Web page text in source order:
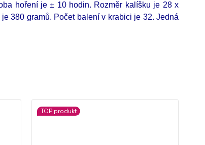
hoření je ± 10 hodin. Rozměr kalíšku je 28 x
380 gramů. Počet balení v krabici je 32. Jedná
TOP produkt